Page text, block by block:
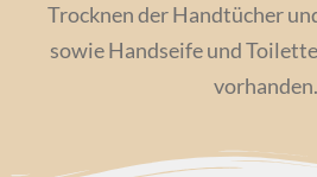
Trocknen der Handtücher
sowie Handseife und
vorhanden.